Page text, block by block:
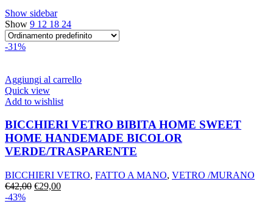
Show sidebar
Show 9 12 18 24
-31%
Aggiungi al carrello
Quick view
Add to wishlist
BICCHIERI VETRO BIBITA HOME SWEET
HOME HANDEMADE BICOLOR
VERDE/TRASPARENTE
BICCHIERI VETRO, FATTO A MANO, VETRO /MURANO
€42,00 Il
€29,00Il
-43%